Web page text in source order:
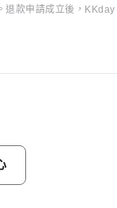
退款申請成立後，